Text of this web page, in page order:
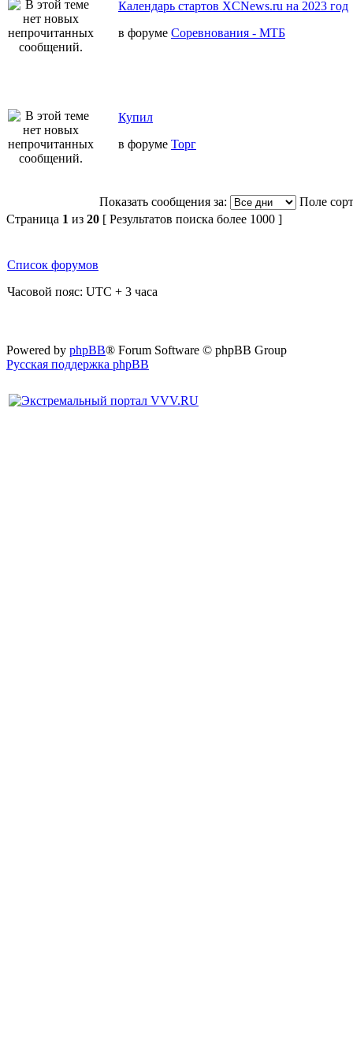
Календарь стартов XCNews.ru на 2023 год
в форуме Соревнования - МТБ
Купил
в форуме Торг
Показать сообщения за:
Поле
Страница 1 из 20 [ Результатов поиска более 1000 ]
Список форумов
Часовой пояс: UTC + 3 часа
Powered by phpBB® Forum Software © phpBB Group
Русская поддержка phpBB